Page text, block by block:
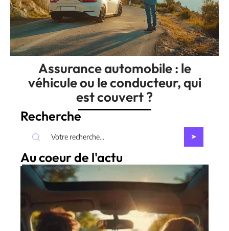
Assurance automobile : le
véhicule ou le conducteur, qui
est couvert ?
Recherche
Au coeur de l'actu